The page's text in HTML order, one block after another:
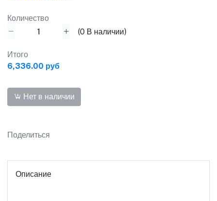
Количество
(0 В наличии)
Итого
6,336.00 руб
Нет в наличии
Поделиться
Описание